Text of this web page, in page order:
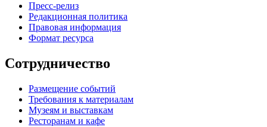
Пресс-релиз
Редакционная политика
Правовая информация
Формат ресурса
Сотрудничество
Размещение событий
Требования к материалам
Музеям и выставкам
Ресторанам и кафе